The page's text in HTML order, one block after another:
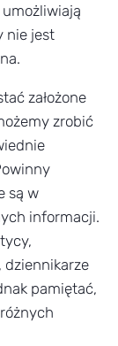
nie jest
założone
zrobić
są w
informacji.
pamiętać,